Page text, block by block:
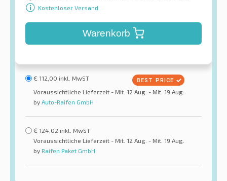
Kostenloser Versand
Warenkorb
€ 112,00 inkl. MwST
Voraussichtliche Lieferzeit - Mit. 12 Aug. - Mit. 19 Aug.
by Auto-Raifen GmbH
€ 124,02 inkl. MwST
Voraussichtliche Lieferzeit - Mit. 12 Aug. - Mit. 19 Aug.
by Raifen Paket GmbH